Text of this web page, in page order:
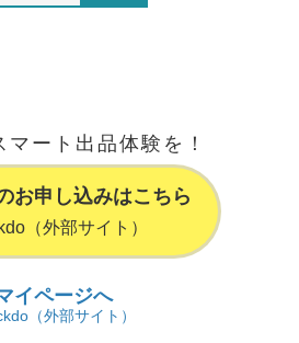
マート出品体験を！
お申し込みはこちら
（外部サイト）
イページへ
（外部サイト）